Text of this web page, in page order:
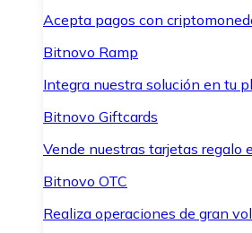
Acepta pagos con
Bitnovo Ramp
Integra nuestra solución en tu
Bitnovo Giftcards
Vende nuestras tarjetas regalo
Bitnovo OTC
Realiza operaciones de gran